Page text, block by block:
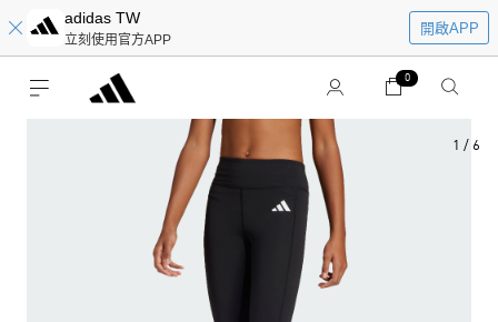
adidas TW
立刻使用官方APP
開啟APP
0
1 / 6